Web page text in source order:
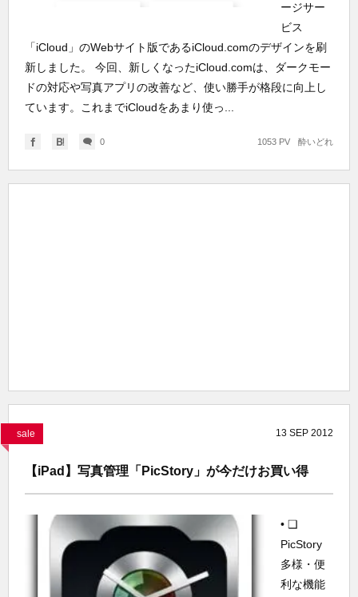
ージサー
ビス
「iCloud」のWebサイト版であるiCloud.comのデザインを刷
新しました。 今回、新しくなったiCloud.comは、ダークモー
ドの対応や写真アプリの改善など、使い勝手が格段に向上し
ています。これまでiCloudをあまり使っ...
0 酔いどれ
1053 PV
sale 13 SEP 2012
【iPad】写真管理「PicStory」が今だけお買い得
• ❑
PicStory
多様・便
利な機能